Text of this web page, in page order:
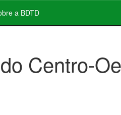
a BDTD
Centro-